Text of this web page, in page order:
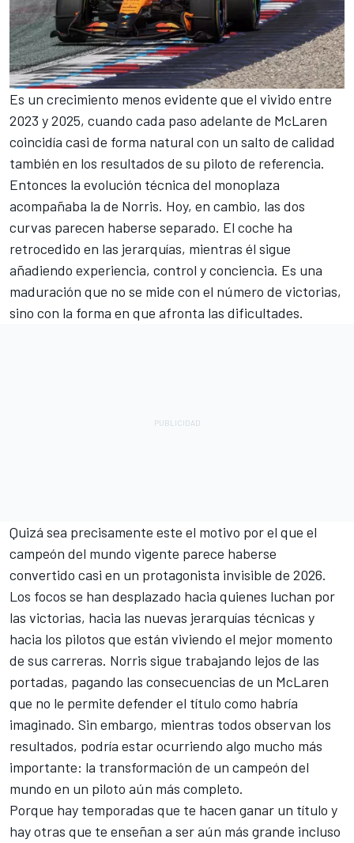
Es un crecimiento menos evidente que el vivido entre
2023 y 2025, cuando cada paso adelante de McLaren
coincidía casi de forma natural con un salto de calidad
también en los resultados de su piloto de referencia.
Entonces la evolución técnica del monoplaza
acompañaba la de Norris. Hoy, en cambio, las dos
curvas parecen haberse separado. El coche ha
retrocedido en las jerarquías, mientras él sigue
añadiendo experiencia, control y conciencia. Es una
maduración que no se mide con el número de victorias,
sino con la forma en que afronta las dificultades.
Quizá sea precisamente este el motivo por el que el
campeón del mundo vigente parece haberse
convertido casi en un protagonista invisible de 2026.
Los focos se han desplazado hacia quienes luchan por
las victorias, hacia las nuevas jerarquías técnicas y
hacia los pilotos que están viviendo el mejor momento
de sus carreras. Norris sigue trabajando lejos de las
portadas, pagando las consecuencias de un McLaren
que no le permite defender el título como habría
imaginado. Sin embargo, mientras todos observan los
resultados, podría estar ocurriendo algo mucho más
importante: la transformación de un campeón del
mundo en un piloto aún más completo.
Porque hay temporadas que te hacen ganar un título y
hay otras que te enseñan a ser aún más grande incluso